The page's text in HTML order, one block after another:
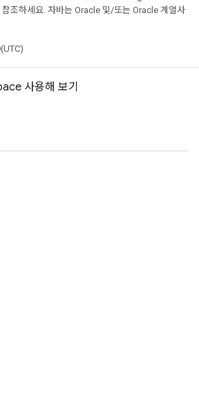
참조하세요. 자바는 Oracle 및/또는 Oracle 계열사
사용해 보기